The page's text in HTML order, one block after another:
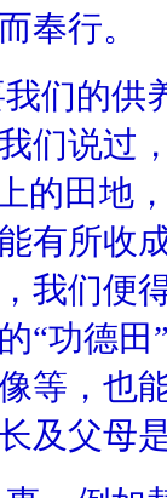
奉行。
的供
们说过
的田地
有所收
我们便
“功德
等，也
及父母